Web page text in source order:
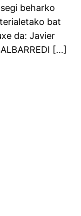
beharko
bat
da: Javier
[…]